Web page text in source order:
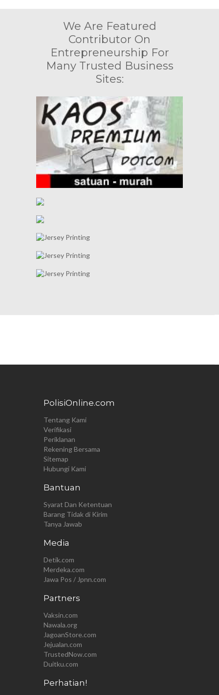
We Are Featured
Contributor On
Entrepreneurship For
Many Trusted Business
Sites:
PolisiOnline.com
Tentang Kami
Verifikasi
Periklanan
Rekening Bersama
Sitemap
Hubungi Kami
Bantuan
Syarat Dan Ketentuan
Barang Tidak di Kirim
Tanya Jawab
Media
Detik.com
Merdeka.com
Jawa Pos / Jpnn.com
Partners
Vaksin.com
Nawala.org
JagoanStore.com
Jejualan.com
TrustedNow.com
Duitku.com
Perhatian!